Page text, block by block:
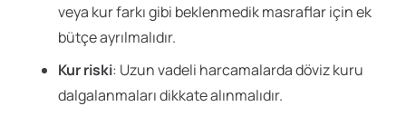
veya kur farkı gibi beklenmedik masraflar için ek
bütçe ayrılmalıdır.
Kur riski: Uzun vadeli harcamalarda döviz kuru
dalgalanmaları dikkate alınmalıdır.